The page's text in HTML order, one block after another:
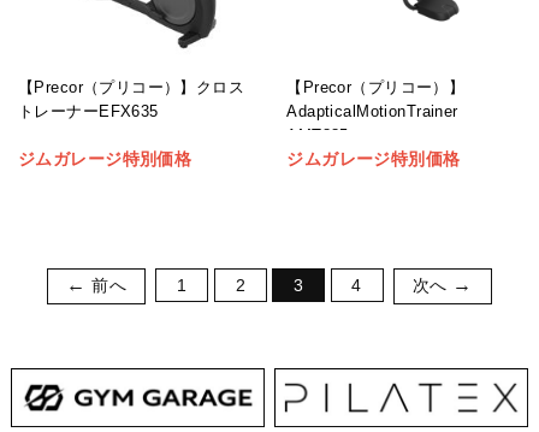
【Precor（プリコー）】クロス
トレーナーEFX635
ジムガレージ特別価格
【Precor（プリコー）】
AdapticalMotionTrainer
AMT885
ジムガレージ特別価格
前へ 1 2 3 4 次へ